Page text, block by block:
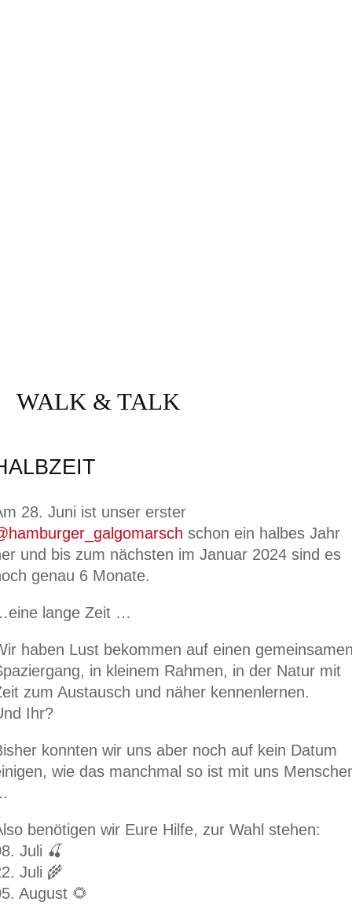
WALK & TALK
28. Juni ist unser erster
schon ein halbes Jahr
und bis zum nächsten im Januar 2024 sind es
genau 6 Monate.
lange Zeit …
haben Lust bekommen auf einen
in kleinem Rahmen, in der Natur mit
zum Austausch und näher kennenlernen.
Ihr?
konnten wir uns aber noch auf kein Datum
wie das manchmal so ist mit uns
benötigen wir Eure Hilfe, zur Wahl stehen:
Juli 🍒
Juli 🌾
August 🌻